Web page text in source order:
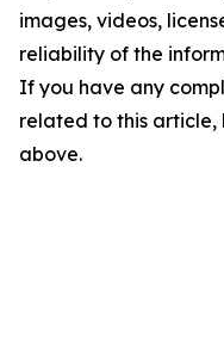
images, videos,
reliability of the
If you have any
related to this
above.